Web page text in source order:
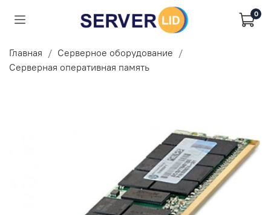
0
Главная
Серверное оборудование
Серверная оперативная память